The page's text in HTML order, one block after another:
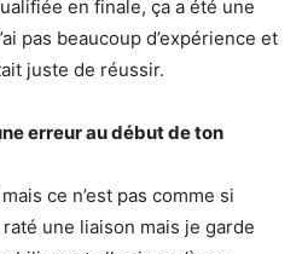
en finale, ça a été une
pas beaucoup d’expérience et
juste de réussir.
erreur au début de ton
ce n’est pas comme si
raté une liaison mais je garde